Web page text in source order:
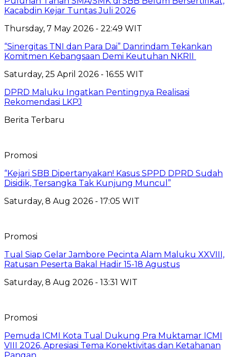
Kacabdin Kejar Tuntas Juli 2026
Thursday, 7 May 2026 - 22:49 WIT
“Sinergitas TNI dan Para Dai” Danrindam Tekankan
Komitmen Kebangsaan Demi Keutuhan NKRII ‎
Saturday, 25 April 2026 - 16:55 WIT
DPRD Maluku Ingatkan Pentingnya Realisasi
Rekomendasi LKPJ
Berita Terbaru
Promosi
“Kejari SBB Dipertanyakan! Kasus SPPD DPRD Sudah
Disidik, Tersangka Tak Kunjung Muncul”
Saturday, 8 Aug 2026 - 17:05 WIT
Promosi
Tual Siap Gelar Jambore Pecinta Alam Maluku XXVIII,
Ratusan Peserta Bakal Hadir 15-18 Agustus
Saturday, 8 Aug 2026 - 13:31 WIT
Promosi
Pemuda ICMI Kota Tual Dukung Pra Muktamar ICMI
VIII 2026, Apresiasi Tema Konektivitas dan Ketahanan